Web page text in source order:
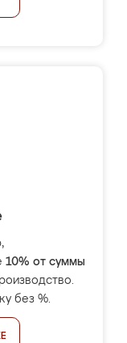
10% от суммы
без %.